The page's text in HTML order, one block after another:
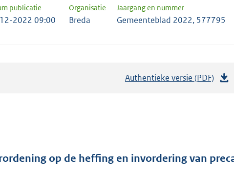
publicatie Organisatie Jaargang en nummer
2022 09:00 Breda Gemeenteblad 2022, 577795
Authentieke versie (PDF)
d
op de heffing en invordering van